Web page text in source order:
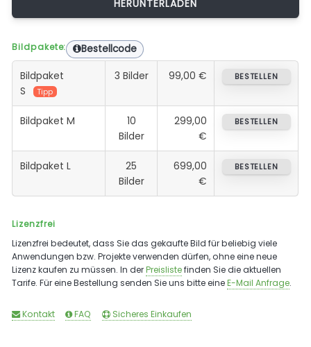
Bildpakete: Bestellcode
Bildpaket
S
Tipp
3 Bilder 99,00 € BESTELLEN
Bildpaket M
10
Bilder
299,00
€
BESTELLEN
Bildpaket L
25
Bilder
699,00
€
BESTELLEN
Lizenzfrei
Lizenzfrei bedeutet, dass Sie das gekaufte Bild für beliebig viele
Anwendungen bzw. Projekte verwenden dürfen, ohne eine neue
Lizenz kaufen zu müssen. In derPreislistefinden Sie die aktuellen
Tarife. Für eine Bestellung senden Sie uns bitte eineE-Mail Anfrage.
Kontakt FAQ Sicheres Einkaufen